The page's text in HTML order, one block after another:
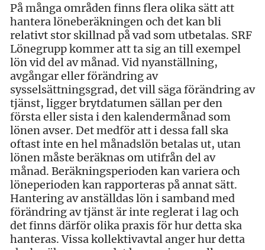
På många områden finns flera olika sätt att
hantera löneberäkningen och det kan bli
relativt stor skillnad på vad som utbetalas. SRF
Lönegrupp kommer att ta sig an till exempel
lön vid del av månad. Vid nyanställning,
avgångar eller förändring av
sysselsättningsgrad, det vill säga förändring av
tjänst, ligger brytdatumen sällan per den
första eller sista i den kalendermånad som
lönen avser. Det medför att i dessa fall ska
oftast inte en hel månadslön betalas ut, utan
lönen måste beräknas om utifrån del av
månad. Beräkningsperioden kan variera och
löneperioden kan rapporteras på annat sätt.
Hantering av anställdas lön i samband med
förändring av tjänst är inte reglerat i lag och
det finns därför olika praxis för hur detta ska
hanteras. Vissa kollektivavtal anger hur detta